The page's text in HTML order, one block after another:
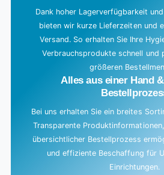
Dank hoher Lagerverfügbarkeit
bieten wir kurze Lieferzeiten und
Versand. So erhalten Sie Ihre
Verbrauchsprodukte schnell und
größeren
Alles aus einer Hand
Bei uns erhalten Sie ein breites
Transparente
übersichtlicher Bestellprozess
und effiziente Beschaffung für
Einrichtungen.